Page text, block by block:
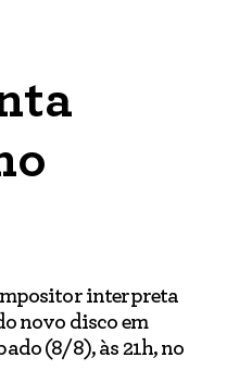
interpreta
novo disco em
(8/8), às 21h, no